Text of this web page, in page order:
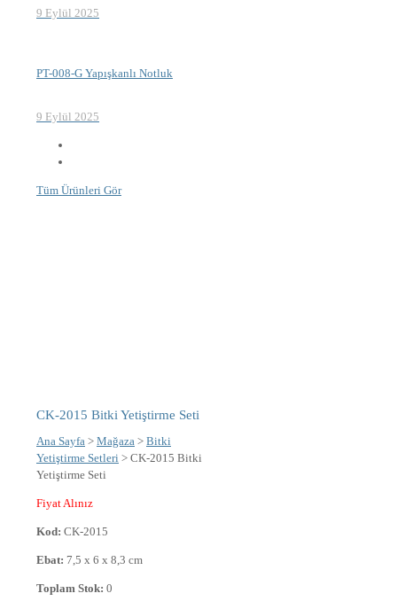
9 Eylül 2025
PT-008-G Yapışkanlı Notluk
9 Eylül 2025
Tüm Ürünleri Gör
CK-2015 Bitki Yetiştirme Seti
Ana Sayfa > Mağaza > Bitki
Yetiştirme Setleri > CK-2015 Bitki
Yetiştirme Seti
Fiyat Alınız
Kod: CK-2015
Ebat: 7,5 x 6 x 8,3 cm
Toplam Stok: 0